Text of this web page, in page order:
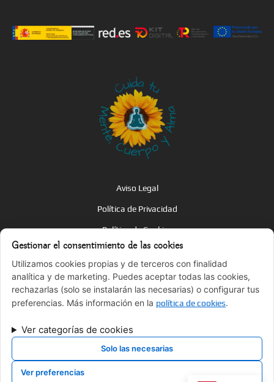
Aviso Legal
Política de Privacidad
Política de Cookies
Términos y Condiciones
Accesibilidad
Sitemap
¿Hablamos?
laura@salmonyoga.com
Gestionar el consentimiento de las cookies
Utilizamos cookies propias y de terceros con finalidad
analítica y de marketing. Puedes aceptar todas las cookies,
rechazarlas (solo se instalarán las necesarias) o configurar tus
preferencias. Más información en la política de cookies.
Ver categorías de cookies
Solo las necesarias
Ver preferencias